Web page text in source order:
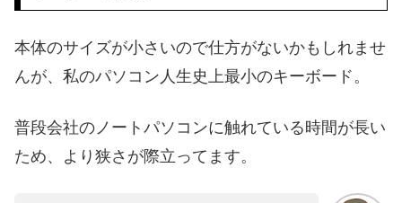
本体のサイズが小さいので仕方がないかもしれませ
んが、私のパソコン人生史上最小のキーボード。
普段会社のノートパソコンに触れている時間が長い
ため、より狭さが際立ってます。